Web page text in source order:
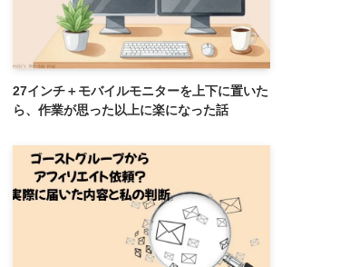
27インチ＋モバイルモニターを上下に置いた
ら、作業が思った以上に楽になった話